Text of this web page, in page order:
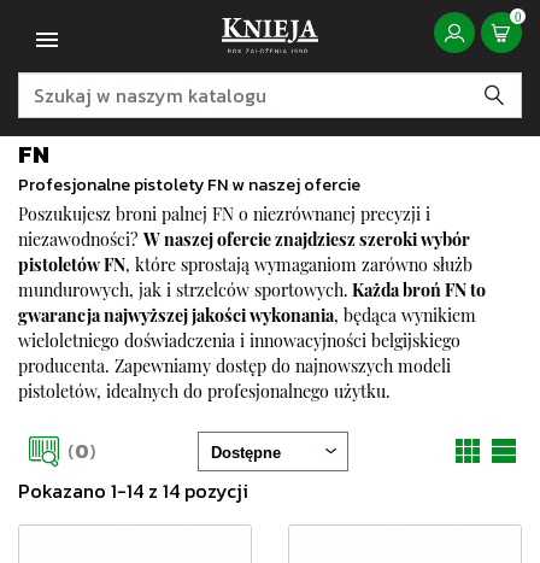
0
FN
Profesjonalne pistolety FN w naszej ofercie
Poszukujesz broni palnej FN o niezrównanej precyzji i
niezawodności? W naszej ofercie znajdziesz szeroki wybór
pistoletów FN, które sprostają wymaganiom zarówno służb
mundurowych, jak i strzelców sportowych. Każda broń FN to
gwarancja najwyższej jakości wykonania, będąca wynikiem
wieloletniego doświadczenia i innowacyjności belgijskiego
producenta. Zapewniamy dostęp do najnowszych modeli
pistoletów, idealnych do profesjonalnego użytku.
(0)
Pokazano 1-14 z 14 pozycji